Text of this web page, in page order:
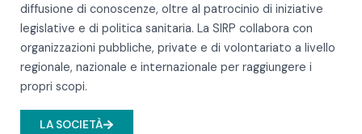
diffusione di conoscenze, oltre al patrocinio di iniziative
legislative e di politica sanitaria. La SIRP collabora con
organizzazioni pubbliche, private e di volontariato a livello
regionale, nazionale e internazionale per raggiungere i
propri scopi.
LA SOCIETÀ